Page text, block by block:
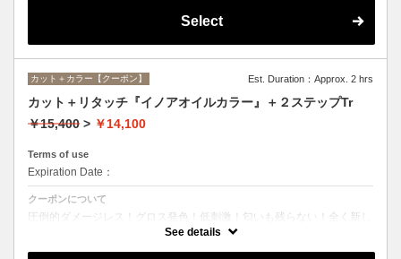
Select
カット＋カラー【クーポン】 Est. Duration：Approx. 2 hrs
カット＋リタッチ『イノアオイルカラー』＋２ステップTr
￥15,400 > ￥14,100
Terms of use
Expiration Date：
クーポンについて
圧倒的ダメージレス！グロス発色！低刺激！匂いも残らない！全く新し
い処方のイノアオイルカラーのセットメニュー☆シャンプー、ブロー込
See details